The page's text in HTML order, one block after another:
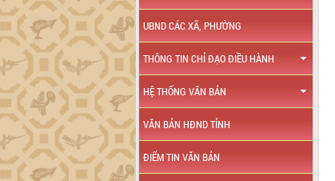
UBND CÁC XÃ, PHƯỜNG
THÔNG TIN CHỈ ĐẠO ĐIỀU HÀNH
HỆ THỐNG VĂN BẢN
VĂN BẢN HĐND TỈNH
ĐIỂM TIN VĂN BẢN